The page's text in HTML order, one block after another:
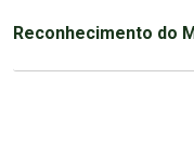
Reconhecimento do